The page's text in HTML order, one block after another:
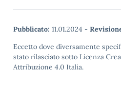
Pubblicato: 11.01.2024 -
Eccetto dove diversamente
stato rilasciato sotto Licenza
Attribuzione 4.0 Italia.